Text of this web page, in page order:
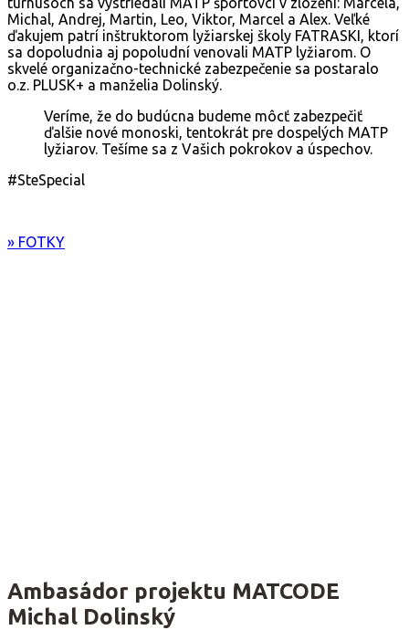
Michal, Andrej, Martin, Leo, Viktor, Marcel a Alex. Veľké
ďakujem patrí inštruktorom lyžiarskej školy FATRASKI, ktorí
sa dopoludnia aj popoludní venovali MATP lyžiarom. O
skvelé organizačno-technické zabezpečenie sa postaralo
o.z. PLUSK+ a manželia Dolinský.
Veríme, že do budúcna budeme môcť zabezpečiť
ďalšie nové monoski, tentokrát pre dospelých MATP
lyžiarov. Tešíme sa z Vašich pokrokov a úspechov.
#SteSpecial
» FOTKY
Ambasádor projektu MATCODE
Michal Dolinský